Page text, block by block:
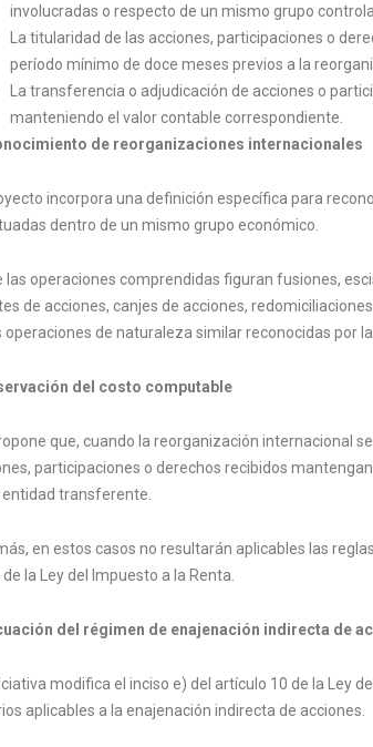
involucradas o respecto de un mismo grupo
La titularidad de las acciones, participaciones o
período mínimo de doce meses previos a la
La transferencia o adjudicación de acciones o
manteniendo el valor contable correspondiente.
de reorganizaciones internacionales
incorpora una definición específica para
dentro de un mismo grupo económico.
las operaciones comprendidas figuran fusiones,
de acciones, canjes de acciones,
operaciones de naturaleza similar reconocidas por
del costo computable
que, cuando la reorganización internacional
participaciones o derechos recibidos
entidad transferente.
en estos casos no resultarán aplicables las
la Ley del Impuesto a la Renta.
del régimen de enajenación indirecta de
modifica el inciso e) del artículo 10 de la Ley
aplicables a la enajenación indirecta de acciones.